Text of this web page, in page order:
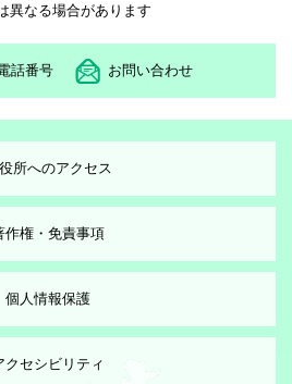
異なる場合があります
話番号 お問い合わせ
所へのアクセス
作権・免責事項
個人情報保護
クセシビリティ